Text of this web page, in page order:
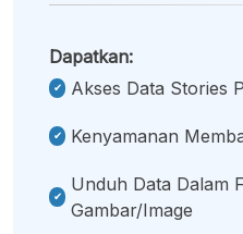
Dapatkan:
Akses Data Stories
Kenyamanan
Unduh Data Dalam
Gambar/image